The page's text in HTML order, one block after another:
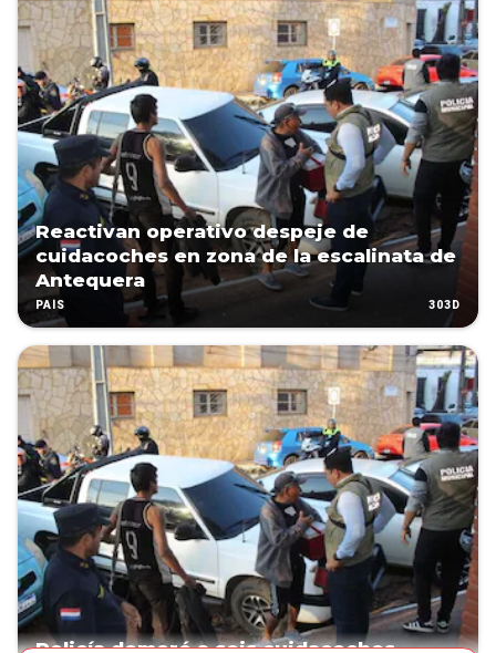
Reactivan operativo despeje de
cuidacoches en zona de la escalinata de
Antequera
PAÍS 303D